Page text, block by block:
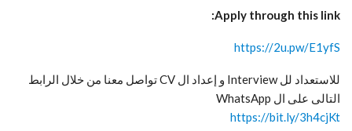
Apply through this link:
https://2u.pw/E1yfS
للاستعداد لل Interview و إعداد ال CV تواصل معنا من خلال الرابط
التالى على ال WhatsApp
https://bit.ly/3h4cjKt